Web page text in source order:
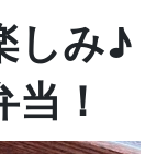
しみ♪
！